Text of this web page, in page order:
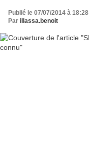
Publié le 07/07/2014 à 18:28
Par illassa.benoit